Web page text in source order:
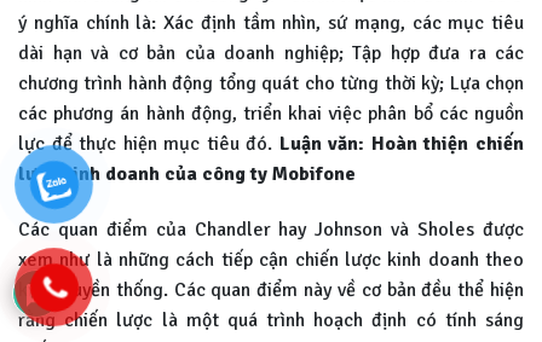
ý nghĩa chính là: Xác định tầm nhìn, sứ mạng, các mục tiêu
dài hạn và cơ bản của doanh nghiệp; Tập hợp đưa ra các
chương trình hành động tổng quát cho từng thời kỳ; Lựa chọn
các phương án hành động, triển khai việc phân bổ các nguồn
lực để thực hiện mục tiêu đó. Luận văn: Hoàn thiện chiến
lược kinh doanh của công ty Mobifone
Các quan điểm của Chandler hay Johnson và Sholes được
xem như là những cách tiếp cận chiến lược kinh doanh theo
kiểu truyền thống. Các quan điểm này về cơ bản đều thể hiện
rằng chiến lược là một quá trình hoạch định có tính sáng